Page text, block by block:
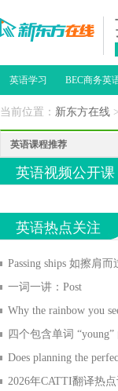
英语学习 BEC商务英
当前位置： 新东方在线 >
英语课程推荐
英语视频公开课
英语热点关注
一词一讲：Post
Why the rainbow you
四个包含单词
2026年CATTI翻译热